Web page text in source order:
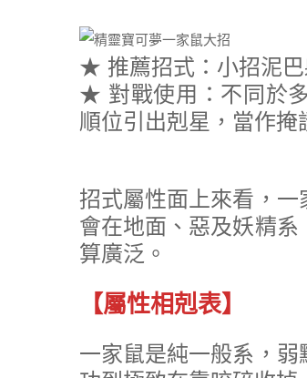
★ 推薦招式：小招泥巴
★ 對戰使用：不同於
順位引出剋星，當作掩
招式屬性面上來看，
會在地面、惡及妖精
算廣泛。
【屬性相剋表】
一家鼠是純一般系，